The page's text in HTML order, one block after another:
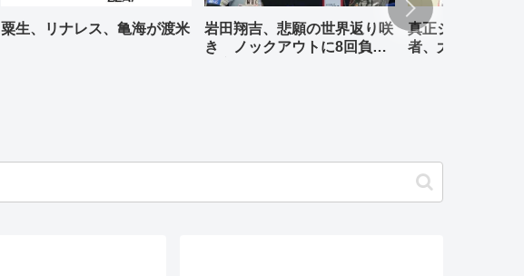
粟生、リナレス、亀海が渡米
岩田翔吉、悲願の世界返り咲
き ノックアウトに8回負傷
真正ジムの元
者、大橋哲朗、